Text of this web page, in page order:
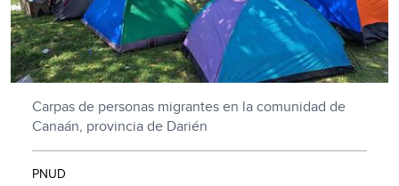
Carpas de personas migrantes en la comunidad de
Canaán, provincia de Darién
PNUD